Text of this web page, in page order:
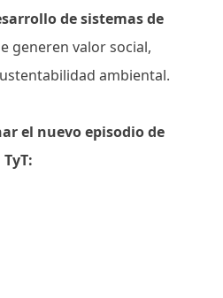
de sistemas de
generen valor social,
ambiental.
el nuevo episodio de